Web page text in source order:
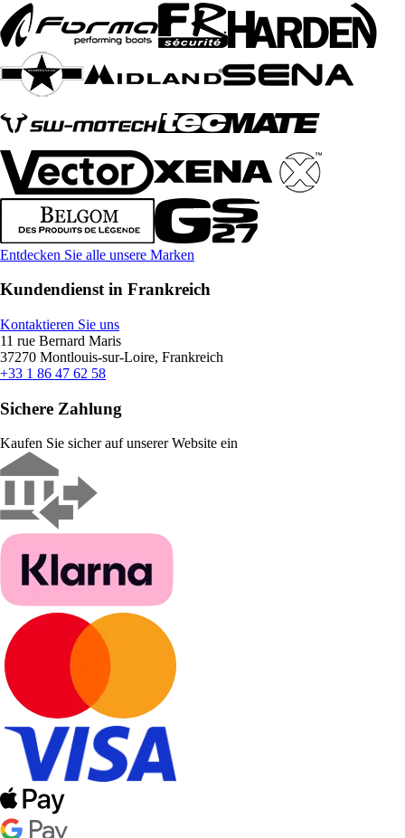
Entdecken Sie alle unsere Marken
Kundendienst in Frankreich
Kontaktieren Sie uns
11 rue Bernard Maris
37270 Montlouis-sur-Loire, Frankreich
+33 1 86 47 62 58
Sichere Zahlung
Kaufen Sie sicher auf unserer Website ein